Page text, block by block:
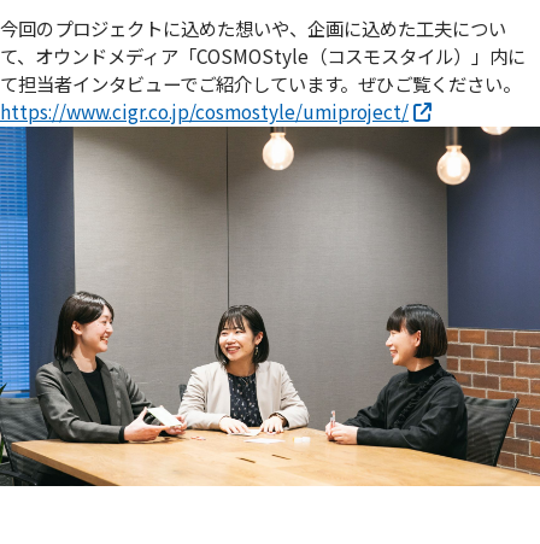
今回のプロジェクトに込めた想いや、企画に込めた工夫につい
て、オウンドメディア「COSMOStyle（コスモスタイル）」内に
て担当者インタビューでご紹介しています。ぜひご覧ください。
https://www.cigr.co.jp/cosmostyle/umiproject/